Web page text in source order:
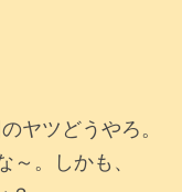
ヤツどうやろ。
。しかも、